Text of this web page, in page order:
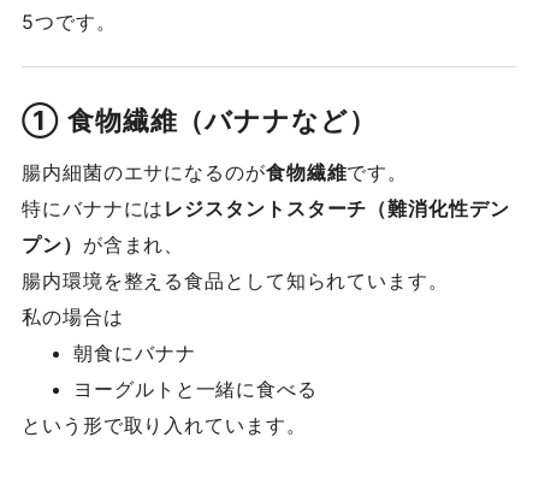
5つです。
① 食物繊維（バナナなど）
腸内細菌のエサになるのが食物繊維です。
特にバナナには レジスタントスターチ（難消化性デン
プン） が含まれ、
腸内環境を整える食品として知られています。
私の場合は
朝食にバナナ
ヨーグルトと一緒に食べる
という形で取り入れています。